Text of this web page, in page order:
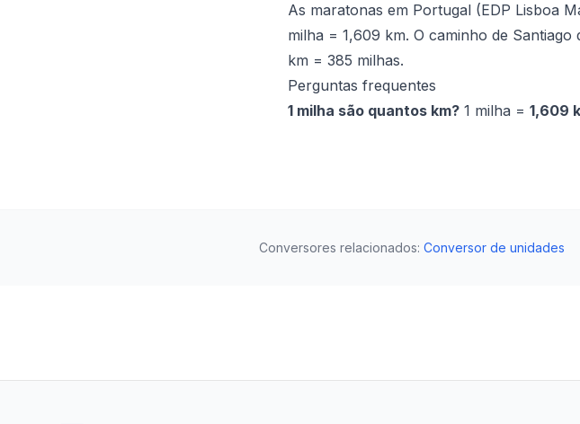
As maratonas em Portugal (EDP Lisboa
milha = 1,609 km. O caminho de
km = 385 milhas.
Perguntas frequentes
1 milha são quantos km? 1 milha = 1,609
Conversores relacionados: Conversor de unidades